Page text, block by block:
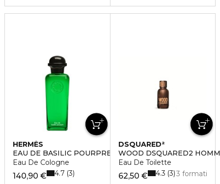
HERMÈS
EAU DE BASILIC POURPRE
Eau De Cologne
140,90 € 4.7 3
DSQUARED²
WOOD DSQUARED2
Eau De Toilette
62,50 € 3 formati
4.3 3